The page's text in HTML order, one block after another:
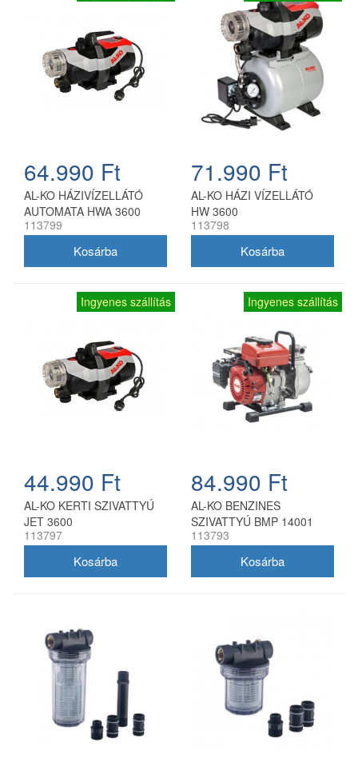
64.990 Ft
AL-KO HÁZIVÍZELLÁTÓ
AUTOMATA HWA 3600
113799
71.990 Ft
AL-KO HÁZI VÍZELLÁTÓ
HW 3600
113798
Ingyenes szállítás
44.990 Ft
AL-KO KERTI SZIVATTYÚ
JET 3600
113797
Ingyenes szállítás
84.990 Ft
AL-KO BENZINES
SZIVATTYÚ BMP 14001
113793